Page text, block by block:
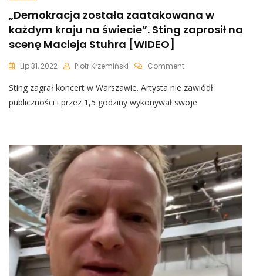
„Demokracja została zaatakowana w
każdym kraju na świecie”. Sting zaprosił na
scenę Macieja Stuhra [WIDEO]
Lip 31, 2022 Piotr Krzemiński CommentOn
Została
Zaatakowana
W
Na
Świecie”.
Sting
Zaprosił
Na
Scenę
Macieja
Stuhra
[WIDEO]
Sting zagrał koncert w Warszawie. Artysta nie zawiódł
publiczności i przez 1,5 godziny wykonywał swoje